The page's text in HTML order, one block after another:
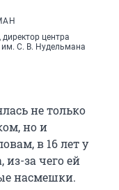
центра
им. С. В. Нудельмана
не только
но и
в 16 лет у
из-за чего ей
насмешки.